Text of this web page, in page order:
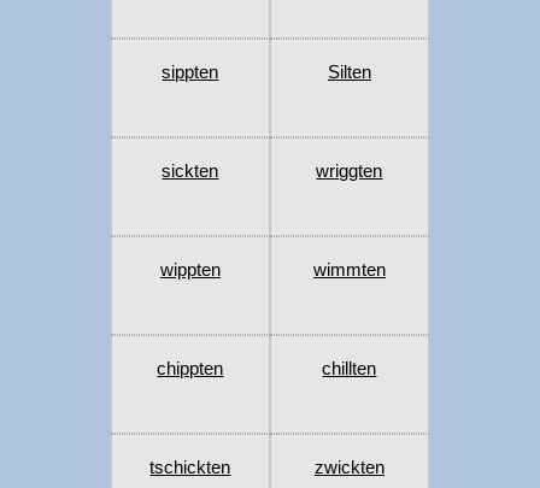
sippten Silten
sickten wriggten
wippten wimmten
chippten chillten
tschickten zwickten